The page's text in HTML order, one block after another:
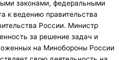
законами, федеральными
к ведению правительства
России. Министр
за решение задач и
на Минобороны России